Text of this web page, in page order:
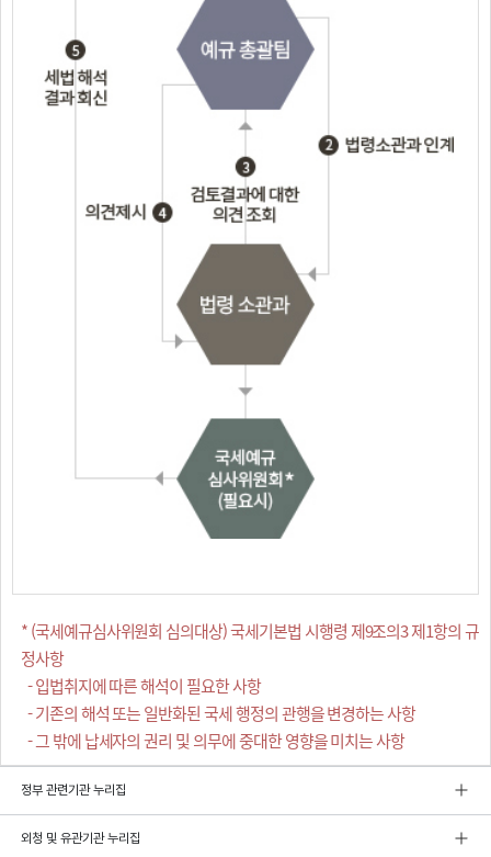
* (국세예규심사위원회 심의대상) 국세기본법 시행령 제9조의3 제1항의 규
정사항
- 입법취지에 따른 해석이 필요한 사항
- 기존의 해석 또는 일반화된 국세 행정의 관행을 변경하는 사항
- 그 밖에 납세자의 권리 및 의무에 중대한 영향을 미치는 사항
정부 관련기관 누리집
외청 및 유관기관 누리집